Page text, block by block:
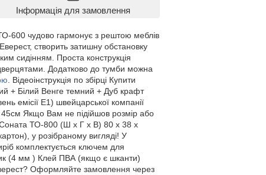
Інформація для замовлення
600 чудово гармонує з рештою меблів
створить затишну обстановку
сидінням. Проста конструкція
Додатково до тумби можна
. Відеоінструкція по збірці Купити
+ Білий Венге темний + Дуб крафт
емісії Е1) швейцарської компанії
Якщо Вам не підійшов розмір або
ТО-800 (Ш х Г х В) 80 х 38 х
у розібраному вигляді! У
комплектується ключем для
(4 мм ) Клей ПВА (якщо є шканти)
Оформляйте замовлення через